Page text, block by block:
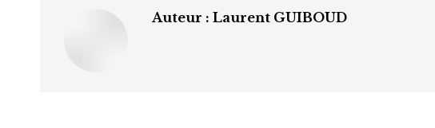
Auteur : Laurent GUIBOUD